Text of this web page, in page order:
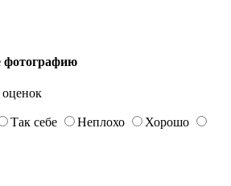
фотографию
Так себе Неплохо
Хорошо